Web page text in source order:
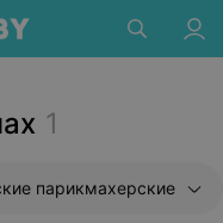
1
парикмахерские